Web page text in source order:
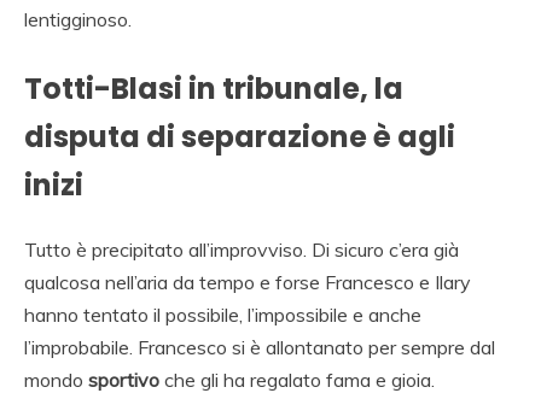
lentigginoso.
Totti-Blasi in tribunale, la
disputa di separazione è agli
inizi
Tutto è precipitato all’improvviso. Di sicuro c’era già
qualcosa nell’aria da tempo e forse Francesco e Ilary
hanno tentato il possibile, l’impossibile e anche
l’improbabile. Francesco si è allontanato per sempre dal
mondo sportivo che gli ha regalato fama e gioia.